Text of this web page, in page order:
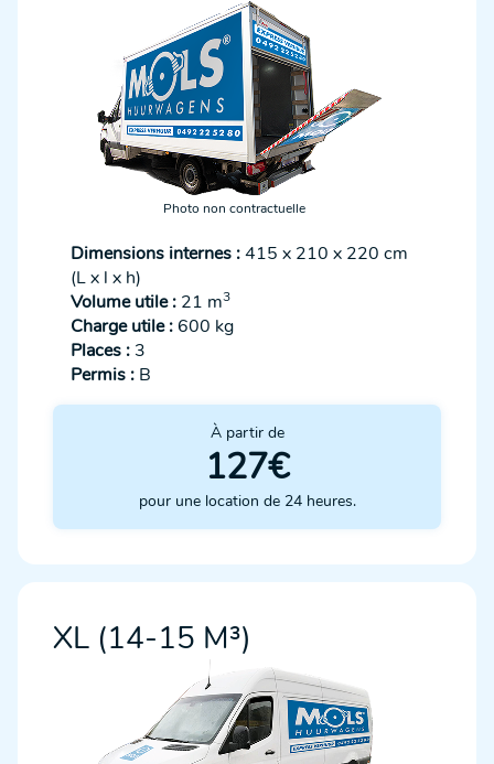
Photo non contractuelle
Dimensions internes :415 x 210 x 220 cm
(L x l x h)
Volume utile : 21 m3
Charge utile :600 kg
Places : 3
Permis : B
À partir de
127€
pour une location de 24 heures.
XL (14-15 M³)